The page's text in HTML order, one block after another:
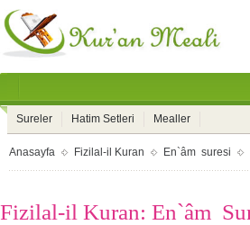
Sureler Hatim Setleri Mealler
Anasayfa Fizilal-il Kuran En`âm suresi
Fizilal-il Kuran: En`âm